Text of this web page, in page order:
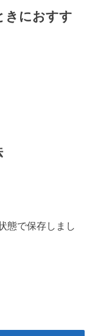
きにおすす
態で保存しまし